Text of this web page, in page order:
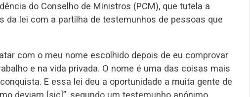
do Conselho de Ministros (PCM), que tutela a
da lei com a partilha de testemunhos de pessoas que
com o meu nome escolhido depois de eu comprovar
e na vida privada. O nome é uma das coisas mais
E essa lei deu a oportunidade a muita gente de
deviam [sic]”, segundo um testemunho anónimo